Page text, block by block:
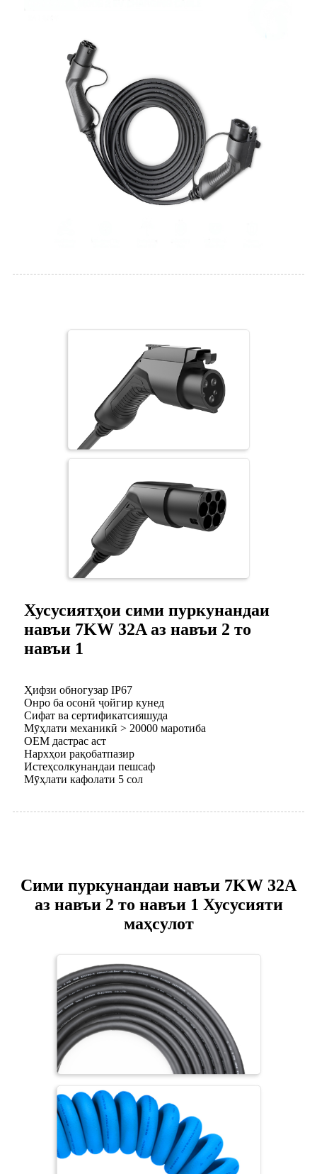
Хусусиятҳои сими пуркунандаи
навъи 7KW 32A аз навъи 2 то
навъи 1
Ҳифзи обногузар IP67
Онро ба осонӣ ҷойгир кунед
Сифат ва сертификатсияшуда
Мӯҳлати механикӣ > 20000 маротиба
OEM дастрас аст
Нархҳои рақобатпазир
Истеҳсолкунандаи пешсаф
Мӯҳлати кафолати 5 сол
Сими пуркунандаи навъи 7KW 32A
аз навъи 2 то навъи 1 Хусусияти
маҳсулот